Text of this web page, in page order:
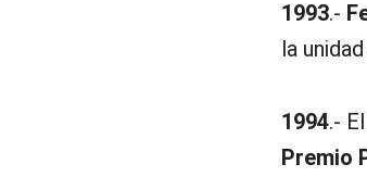
1993.-
la
1994.-
Premio